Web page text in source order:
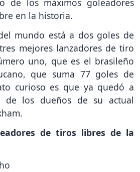
de los máximos goleadores
en la historia.
mundo está a dos goles de
mejores lanzadores de tiro
uno, que es el brasileño
que suma 77 goles de
curioso es que ya quedó a
los dueños de su actual
de tiros libres de la